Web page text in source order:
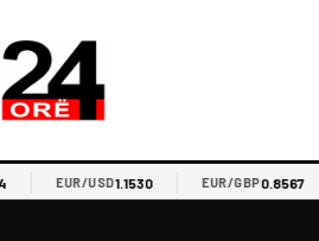
EUR/USD1.1530 EUR/GBP0.8567